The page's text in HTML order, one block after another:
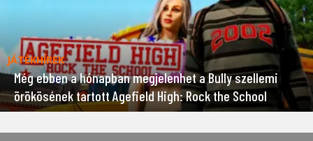
JÁTÉKHÍREK
Még ebben a hónapban megjelenhet a Bully szellemi
örökösének tartott Agefield High: Rock the School